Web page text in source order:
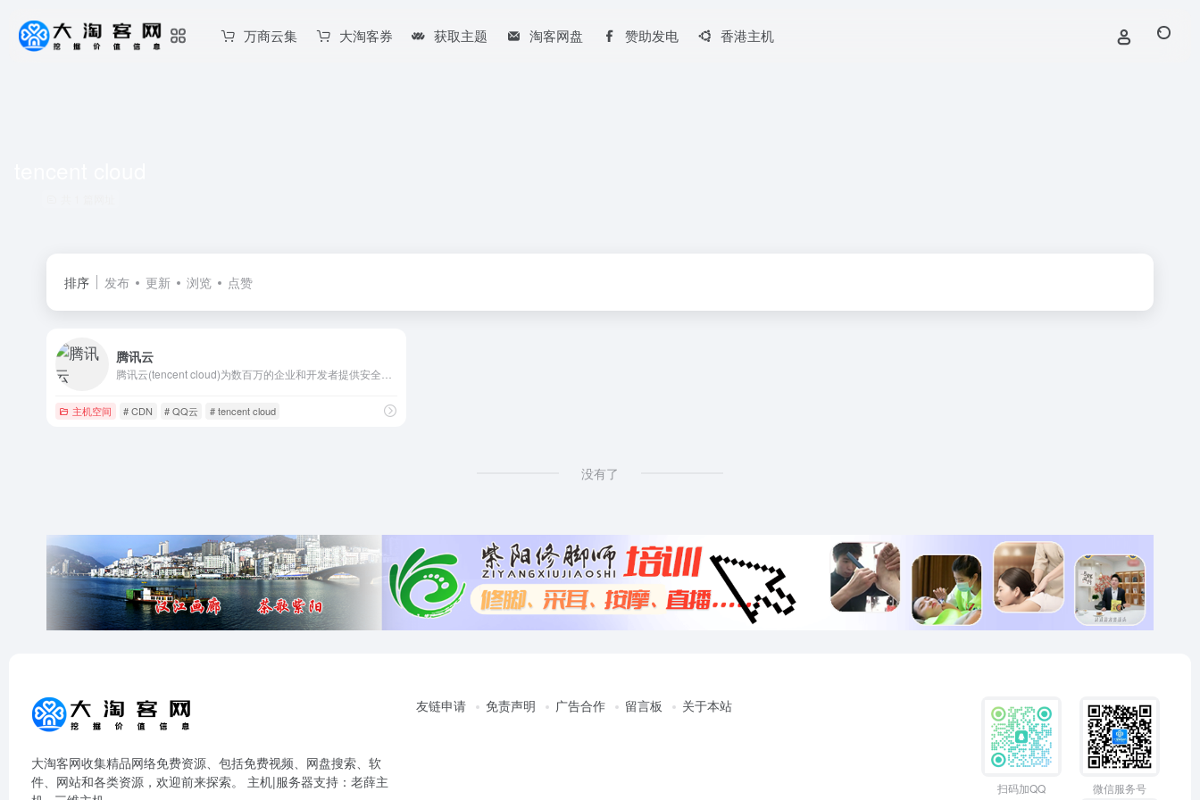
万商云集 大淘客券 获取主题 淘客网盘 赞助发电 香港主机
排序 发布 更新 浏览 点赞
腾讯云
主机空间 # CDN # QQ云 # tencent cloud
没有了
大淘客网收集精品网络免费资源、包括免费视频、网盘搜索、软
件、网站和各类资源，欢迎前来探索。 主机|服务器支持： 老薛主
友链申请 免责声明 广告合作 留言板 关于本站
扫码加QQ 微信服务号